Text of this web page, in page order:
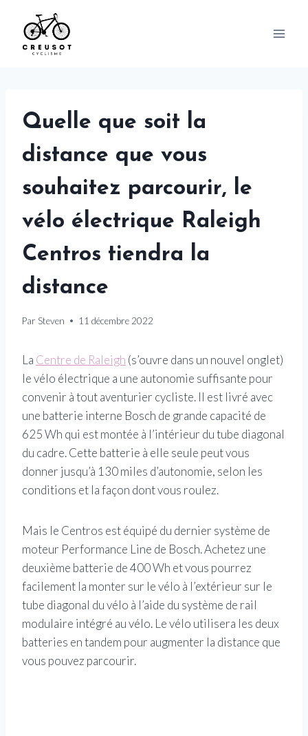
content
Quelle que soit la
distance que vous
souhaitez parcourir, le
vélo électrique Raleigh
Centros tiendra la
distance
Par Steven 11 décembre 2022
La Centre de Raleigh (s’ouvre dans un nouvel onglet)
le vélo électrique a une autonomie suffisante pour
convenir à tout aventurier cycliste. Il est livré avec
une batterie interne Bosch de grande capacité de
625 Wh qui est montée à l’intérieur du tube diagonal
du cadre. Cette batterie à elle seule peut vous
donner jusqu’à 130 miles d’autonomie, selon les
conditions et la façon dont vous roulez.
Mais le Centros est équipé du dernier système de
moteur Performance Line de Bosch. Achetez une
deuxième batterie de 400 Wh et vous pourrez
facilement la monter sur le vélo à l’extérieur sur le
tube diagonal du vélo à l’aide du système de rail
modulaire intégré au vélo. Le vélo utilisera les deux
batteries en tandem pour augmenter la distance que
vous pouvez parcourir.